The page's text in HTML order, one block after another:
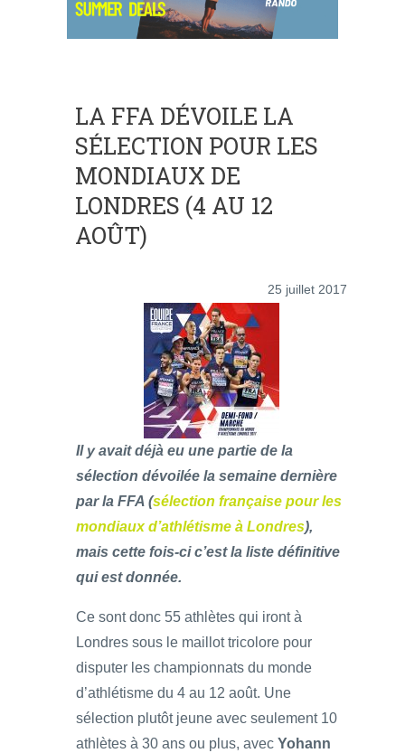
LA FFA DÉVOILE LA
SÉLECTION POUR LES
MONDIAUX DE
LONDRES (4 AU 12
AOÛT)
25 juillet 2017
Il y avait déjà eu une partie de la
sélection dévoilée la semaine dernière
par la FFA (sélection française pour les
mondiaux d’athlétisme à Londres),
mais cette fois-ci c’est la liste définitive
qui est donnée.
Ce sont donc 55 athlètes qui iront à
Londres sous le maillot tricolore pour
disputer les championnats du monde
d’athlétisme du 4 au 12 août. Une
sélection plutôt jeune avec seulement 10
athlètes à 30 ans ou plus, avec Yohann